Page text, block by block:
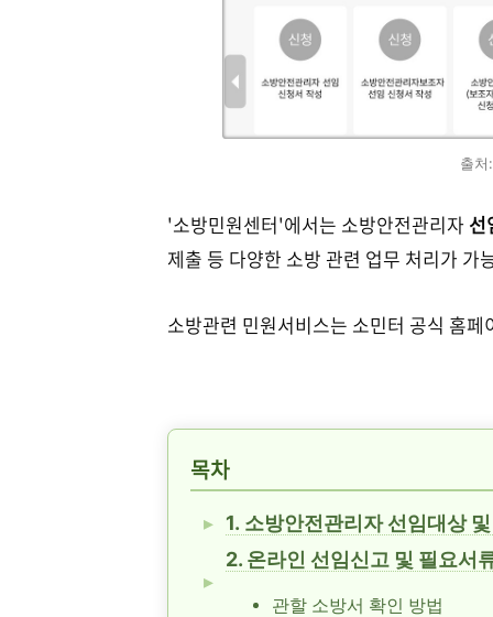
출처
'소방민원센터'에서는 소방안전관리자 선
제출 등 다양한 소방 관련 업무 처리가 가
소방관련 민원서비스는 소민터 공식 홈
목차
1. 소방안전관리자 선임대상
2. 온라인 선임신고 및 필요서
관할 소방서 확인 방법